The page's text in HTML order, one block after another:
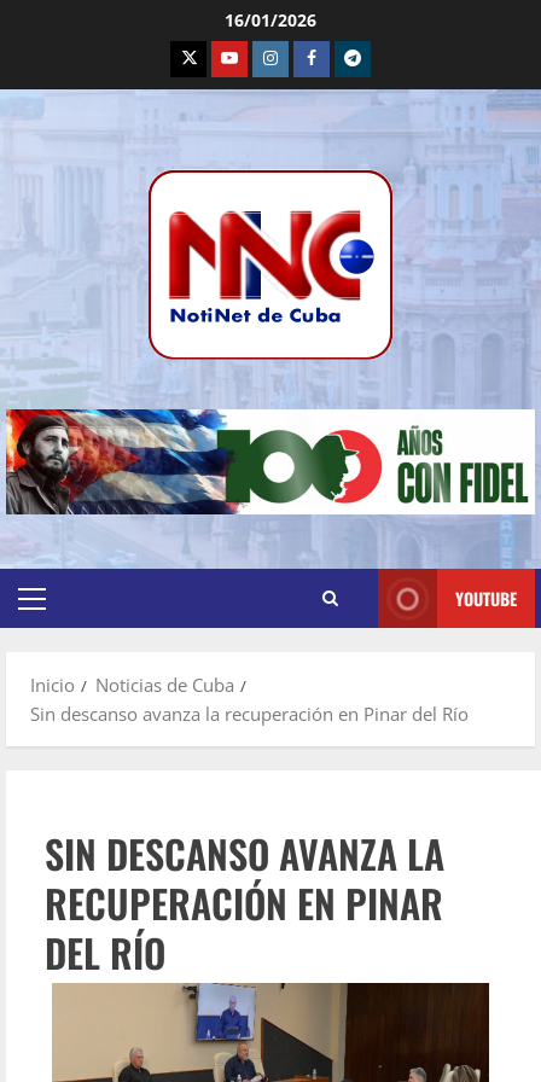
16/01/2026
YOUTUBE
Inicio
Noticias de Cuba
Sin descanso avanza la recuperación en Pinar del Río
SIN DESCANSO AVANZA LA
RECUPERACIÓN EN PINAR
DEL RÍO